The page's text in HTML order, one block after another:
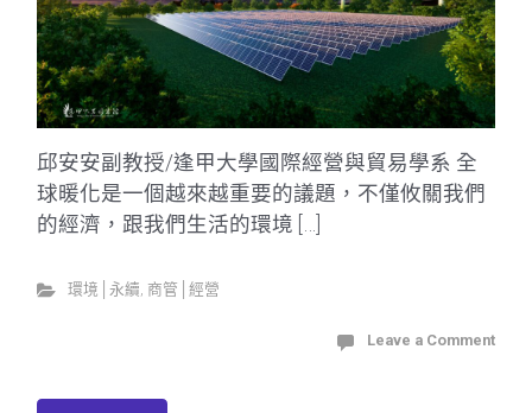
邱安安副教授/逢甲大學國際經營與貿易學系 全
球暖化是一個越來越重要的議題，不僅攸關我們
的經濟，跟我們生活的環境 […]
環境│永續, 商管│經營
Leave a Comment